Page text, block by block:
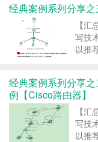
修改
路
经典案例系列分享
【
写技
以推
修改
路博
经典案例系列分享
例【Cisco路由器】
【
写技
以推